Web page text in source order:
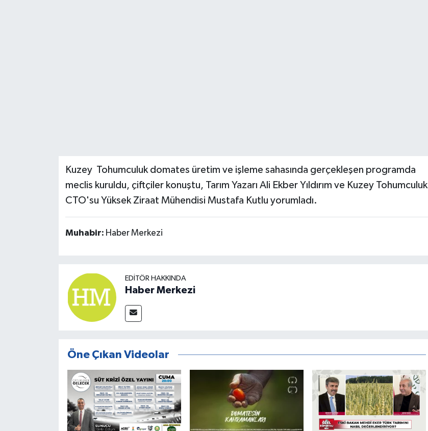
Kuzey Tohumculuk domates üretim ve işleme sahasında gerçekleşen programda
meclis kuruldu, çiftçiler konuştu, Tarım Yazarı Ali Ekber Yıldırım ve Kuzey Tohumculuk
CTO'su Yüksek Ziraat Mühendisi Mustafa Kutlu yorumladı.
Muhabir: Haber Merkezi
EDITÖR HAKKINDA
Haber Merkezi
Öne Çıkan Videolar